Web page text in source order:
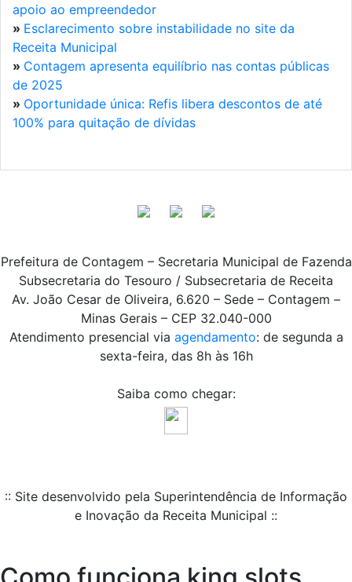
apoio ao empreendedor
» Esclarecimento sobre instabilidade no site da
Receita Municipal
» Contagem apresenta equilíbrio nas contas públicas
de 2025
» Oportunidade única: Refis libera descontos de até
100% para quitação de dívidas
Prefeitura de Contagem – Secretaria Municipal de Fazenda
Subsecretaria do Tesouro / Subsecretaria de Receita
Av. João Cesar de Oliveira, 6.620 – Sede – Contagem –
Minas Gerais – CEP 32.040-000
Atendimento presencial via agendamento: de segunda a
sexta-feira, das 8h às 16h
Saiba como chegar:
:: Site desenvolvido pela Superintendência de Informação
e Inovação da Receita Municipal ::